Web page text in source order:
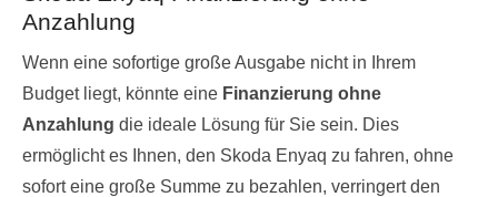
Anzahlung
Wenn eine sofortige große Ausgabe nicht in Ihrem
Budget liegt, könnte eine Finanzierung ohne
Anzahlung die ideale Lösung für Sie sein. Dies
ermöglicht es Ihnen, den Skoda Enyaq zu fahren, ohne
sofort eine große Summe zu bezahlen, verringert den